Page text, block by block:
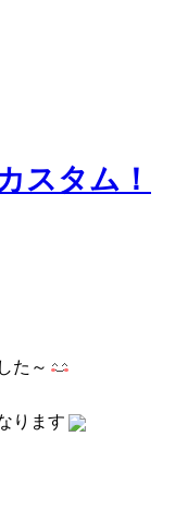
スタム！
た～
ります